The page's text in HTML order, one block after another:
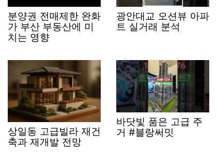
분양권 전매제한 완화
가 부산 부동산에 미
치는 영향
광안대교 오션뷰 아파
트 실거래 분석
상일동 고급빌라 재건
축과 재개발 전망
바닷빛 품은 고급 주
거 #블랑써밋